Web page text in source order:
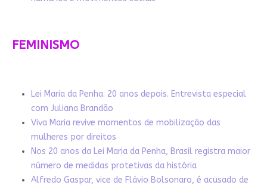
FEMINISMO
Lei Maria da Penha. 20 anos depois. Entrevista especial
com Juliana Brandão
Viva Maria revive momentos de mobilização das
mulheres por direitos
Nos 20 anos da Lei Maria da Penha, Brasil registra maior
número de medidas protetivas da história
Alfredo Gaspar, vice de Flávio Bolsonaro, é acusado de